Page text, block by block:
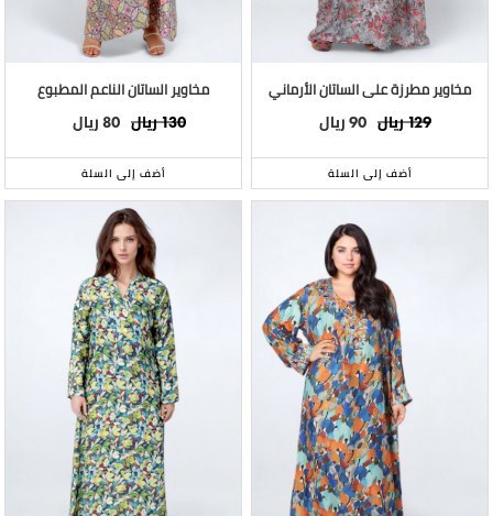
مخاوير مطرزة على الساتان الأرماني
ريال129 ريال 90
أضف إلى السلة
مخاوير الساتان الناعم المطبوع
ريال130 ريال 80
أضف إلى السلة